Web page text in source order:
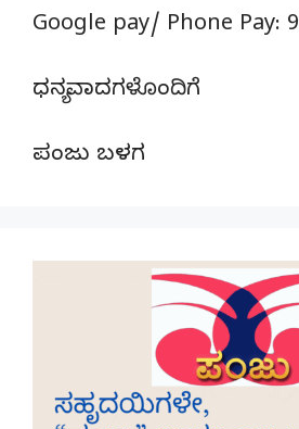
Google pay/ Phone Pay:
ಧನ್ಯವಾದಗಳೊಂದಿಗೆ
ಪಂಜು ಬಳಗ